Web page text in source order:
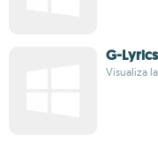
G-Lyrics
Visualiza